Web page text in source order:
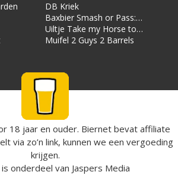
DB Kriek
Baxbier Smash or Pass:
Strata
Uiltje Take my Horse to
the Hotel Room
Muifel 2 Guys 2 Barrels
18 jaar en ouder. Biernet bevat affiliate
via zo’n link, kunnen we een vergoeding
krijgen.
is onderdeel van Jaspers Media